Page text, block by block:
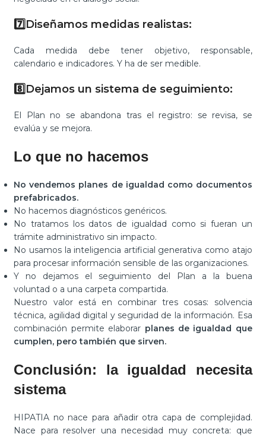
7️⃣Diseñamos medidas realistas:
Cada medida debe tener objetivo, responsable,
calendario e indicadores. Y ha de ser medible.
8️⃣Dejamos un sistema de seguimiento:
El Plan no se abandona tras el registro: se revisa, se
evalúa y se mejora.
Lo que no hacemos
No vendemos planes de igualdad como documentos
prefabricados.
No hacemos diagnósticos genéricos.
No tratamos los datos de igualdad como si fueran un
trámite administrativo sin impacto.
No usamos la inteligencia artificial generativa como atajo
para procesar información sensible de las organizaciones.
Y no dejamos el seguimiento del Plan a la buena
voluntad o a una carpeta compartida.
Nuestro valor está en combinar tres cosas: solvencia
técnica, agilidad digital y seguridad de la información. Esa
combinación permite elaborar planes de igualdad que
cumplen, pero también que sirven.
Conclusión: la igualdad necesita
sistema
HIPATIA no nace para añadir otra capa de complejidad.
Nace para resolver una necesidad muy concreta: que